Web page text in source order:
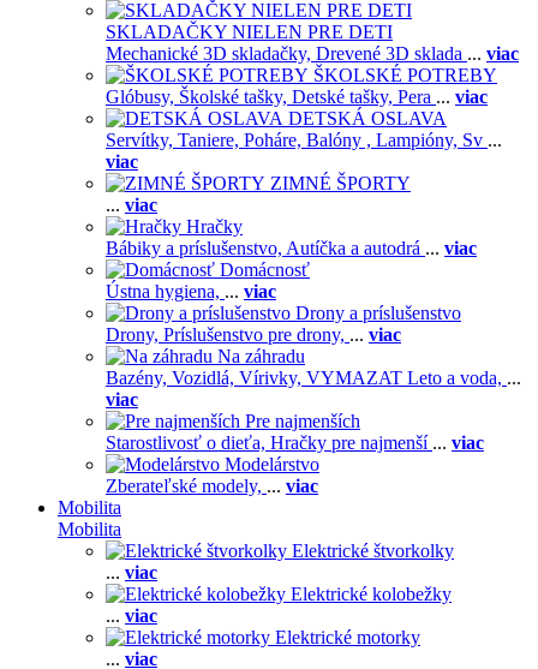
SKLADAČKY NIELEN PRE DETI
Mechanické 3D skladačky, Drevené 3D sklada ... viac
ŠKOLSKÉ POTREBY
Glóbusy, Školské tašky, Detské tašky, Pera ... viac
DETSKÁ OSLAVA
Servítky, Taniere, Poháre, Balóny , Lampióny, Sv ...
viac
ZIMNÉ ŠPORTY
... viac
Hračky
Bábiky a príslušenstvo, Autíčka a autodrá ... viac
Domácnosť
Ústna hygiena, ... viac
Drony a príslušenstvo
Drony, Príslušenstvo pre drony, ... viac
Na záhradu
Bazény, Vozidlá, Vírivky, VYMAZAT Leto a voda, ...
viac
Pre najmenších
Starostlivosť o dieťa, Hračky pre najmenší ... viac
Modelárstvo
Zberateľské modely, ... viac
Mobilita
Mobilita
Elektrické štvorkolky
... viac
Elektrické kolobežky
... viac
Elektrické motorky
... viac